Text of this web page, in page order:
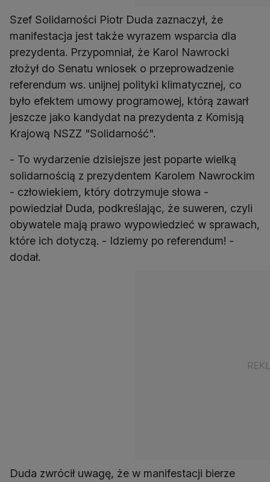
Szef Solidarności Piotr Duda zaznaczył, że
manifestacja jest także wyrazem wsparcia dla
prezydenta. Przypomniał, że Karol Nawrocki
złożył do Senatu wniosek o przeprowadzenie
referendum ws. unijnej polityki klimatycznej, co
było efektem umowy programowej, którą zawarł
jeszcze jako kandydat na prezydenta z Komisją
Krajową NSZZ "Solidarność".
- To wydarzenie dzisiejsze jest poparte wielką
solidarnością z prezydentem Karolem Nawrockim
- człowiekiem, który dotrzymuje słowa -
powiedział Duda, podkreślając, że suweren, czyli
obywatele mają prawo wypowiedzieć w sprawach,
które ich dotyczą. - Idziemy po referendum! -
dodał.
Duda zwrócił uwagę, że w manifestacji bierze